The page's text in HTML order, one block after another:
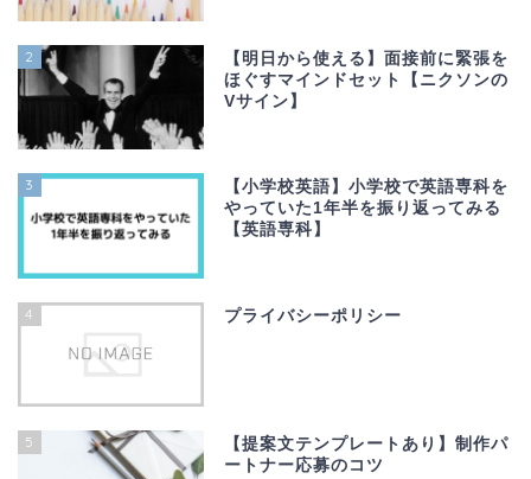
2
【明日から使える】面接前に緊張を
ほぐすマインドセット【ニクソンの
Vサイン】
3
【小学校英語】小学校で英語専科を
やっていた1年半を振り返ってみる
【英語専科】
4 プライバシーポリシー
5
【提案文テンプレートあり】制作パ
ートナー応募のコツ